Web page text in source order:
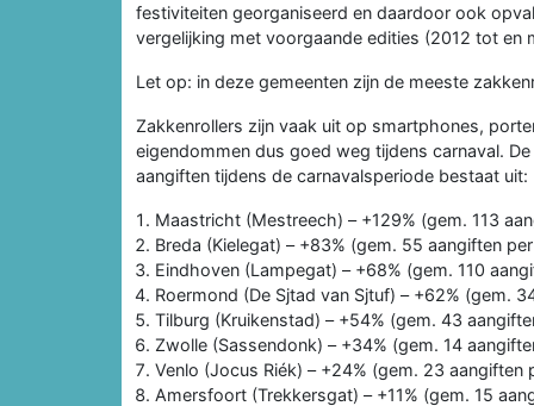
festiviteiten georganiseerd en daardoor ook
vergelijking met voorgaande edities (2012 tot en
Let op: in deze gemeenten zijn de meeste
Zakkenrollers zijn vaak uit op smartphones,
eigendommen dus goed weg tijdens carnaval.
aangiften tijdens de carnavalsperiode bestaat uit:
Maastricht (Mestreech) – +129% (gem. 113
Breda (Kielegat) – +83% (gem. 55 aangiften
Eindhoven (Lampegat) – +68% (gem. 110
Roermond (De Sjtad van Sjtuf) – +62% (gem.
Tilburg (Kruikenstad) – +54% (gem. 43
Zwolle (Sassendonk) – +34% (gem. 14
Venlo (Jocus Riék) – +24% (gem. 23 aangiften
Amersfoort (Trekkersgat) – +11% (gem. 15